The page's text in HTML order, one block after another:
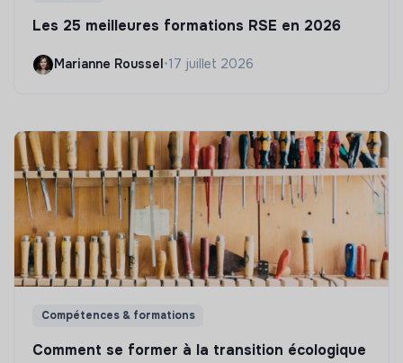
Les 25 meilleures formations RSE en 2026
Marianne Roussel •17 juillet 2026
Compétences & formations
Comment se former à la transition écologique